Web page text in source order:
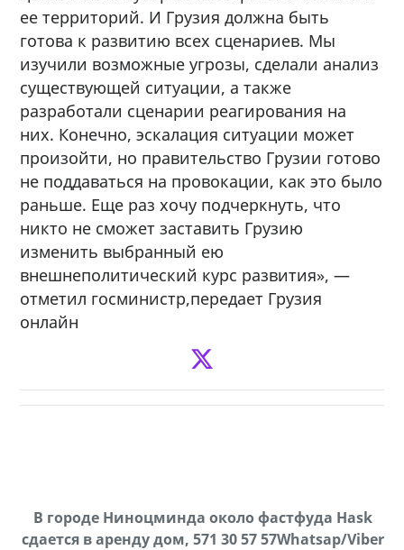
ее территорий. И Грузия должна быть
готова к развитию всех сценариев. Мы
изучили возможные угрозы, сделали анализ
существующей ситуации, а также
разработали сценарии реагирования на
них. Конечно, эскалация ситуации может
произойти, но правительство Грузии готово
не поддаваться на провокации, как это было
раньше. Еще раз хочу подчеркнуть, что
никто не сможет заставить Грузию
изменить выбранный ею
внешнеполитический курс развития», —
отметил госминистр,передает Грузия
онлайн
В городе Ниноцминда около фастфуда Hask
cдается в аренду дом, 571 30 57 57Whatsap/Viber